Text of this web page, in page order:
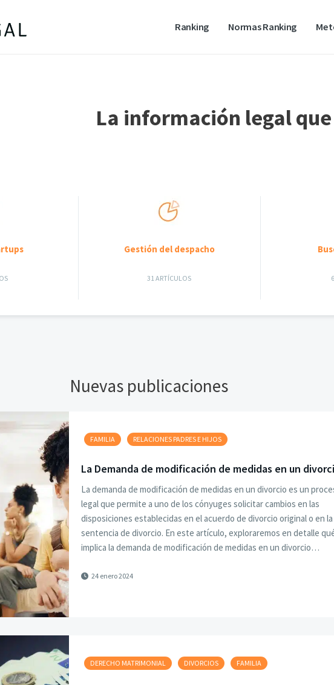
Ranking Normas Ranking
La información legal
Gestión del despacho
31 ARTÍCULOS
Nuevas publicaciones
FAMILIA RELACIONES PADRES E HIJOS
La Demanda de modificación de medidas en un
La demanda de modificación de medidas en un divorcio es un
legal que permite a uno de los cónyuges solicitar cambios en las
disposiciones establecidas en el acuerdo de divorcio original o en la
sentencia de divorcio. En este artículo, exploraremos en detalle
implica la demanda de modificación de medidas en un divorcio…
24 enero 2024
DERECHO MATRIMONIAL DIVORCIOS FAMILIA